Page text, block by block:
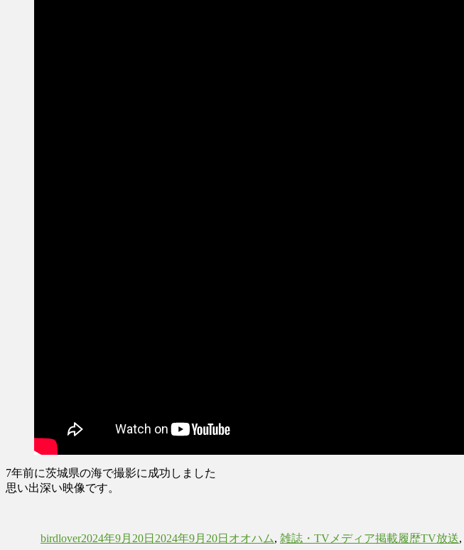
7年前に茨城県の海で撮影に成功しました
思い出深い映像です。
者
birdlover日:
2024年9月20日 2024年9月20日ゴ
オオハム, 雑誌・TVメディア掲載履歴TV放送,